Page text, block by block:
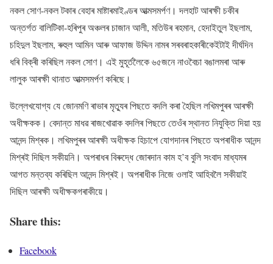
নকল সোণ-নকল টকাৰ বেহাৰ মাষ্টাৰমাইণ্ডৰ আত্মসমৰ্পণ। দলহাট আৰক্ষী চকীৰ
অন্তৰ্গত বালিটিকা-হৰিপুৰ অঞ্চলৰ চাজান আলী, মতিউৰ ৰহমান, হেদাইতুল ইছলাম,
চহিদুল ইছলাম, ৰুহুল আমিন আৰু আফাজ উদ্দিন নামৰ সৰবৰাহকাৰীকেইটাই দীর্ঘদিন
ধৰি বিক্ৰী কৰিছিল নকল সোণ। এই মুহূৰ্তলৈকে ৬৫জনে নাওবৈচা বঙালমৰা আৰু
লালুক আৰক্ষী থানাত আত্মসমৰ্পণ কৰিছে।
উল্লেখযোগ্য যে জোনমণি ৰাভাৰ মৃত্যুৰ পিছতে বদলি কৰা হৈছিল লখিমপুৰৰ আৰক্ষী
অধীক্ষকক। বেদান্ত মাধৱ ৰাজখোৱাক বদলিৰ পিছতে তেওঁৰ স্থানত নিযুক্তি দিয়া হয়
আনন্দ মিশ্ৰক। লখিমপুৰৰ আৰক্ষী অধীক্ষক হিচাপে যোগদানৰ পিছতে অপৰাধীক আনন্দ
মিশ্ৰই দিছিল সকীয়নি। অপৰাধৰ বিৰুদ্ধে জোৰদান কাম হ’ব বুলি সংবাদ মাধ্যমৰ
আগত মন্তব্য কৰিছিল আনন্দ মিশ্ৰই। অপৰাধীক নিজে ওলাই আহিবলৈ সকীয়াই
দিছিল আৰক্ষী অধীক্ষকগৰাকীয়ে।
Share this:
Facebook